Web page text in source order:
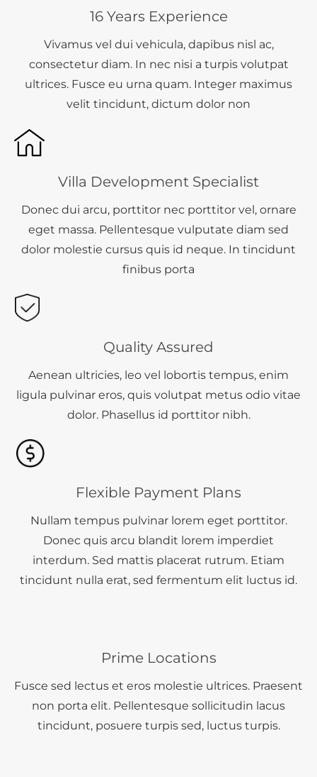
16 Years Experience
Vivamus vel dui vehicula, dapibus nisl ac,
consectetur diam. In nec nisi a turpis volutpat
ultrices. Fusce eu urna quam. Integer maximus
velit tincidunt, dictum dolor non
Villa Development Specialist
Donec dui arcu, porttitor nec porttitor vel, ornare
eget massa. Pellentesque vulputate diam sed
dolor molestie cursus quis id neque. In tincidunt
finibus porta
Quality Assured
Aenean ultricies, leo vel lobortis tempus, enim
ligula pulvinar eros, quis volutpat metus odio vitae
dolor. Phasellus id porttitor nibh.
Flexible Payment Plans
Nullam tempus pulvinar lorem eget porttitor.
Donec quis arcu blandit lorem imperdiet
interdum. Sed mattis placerat rutrum. Etiam
tincidunt nulla erat, sed fermentum elit luctus id.
Prime Locations
Fusce sed lectus et eros molestie ultrices. Praesent
non porta elit. Pellentesque sollicitudin lacus
tincidunt, posuere turpis sed, luctus turpis.